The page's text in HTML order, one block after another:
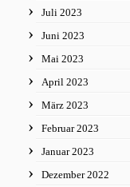
Juli 2023
Juni 2023
Mai 2023
April 2023
März 2023
Februar 2023
Januar 2023
Dezember 2022